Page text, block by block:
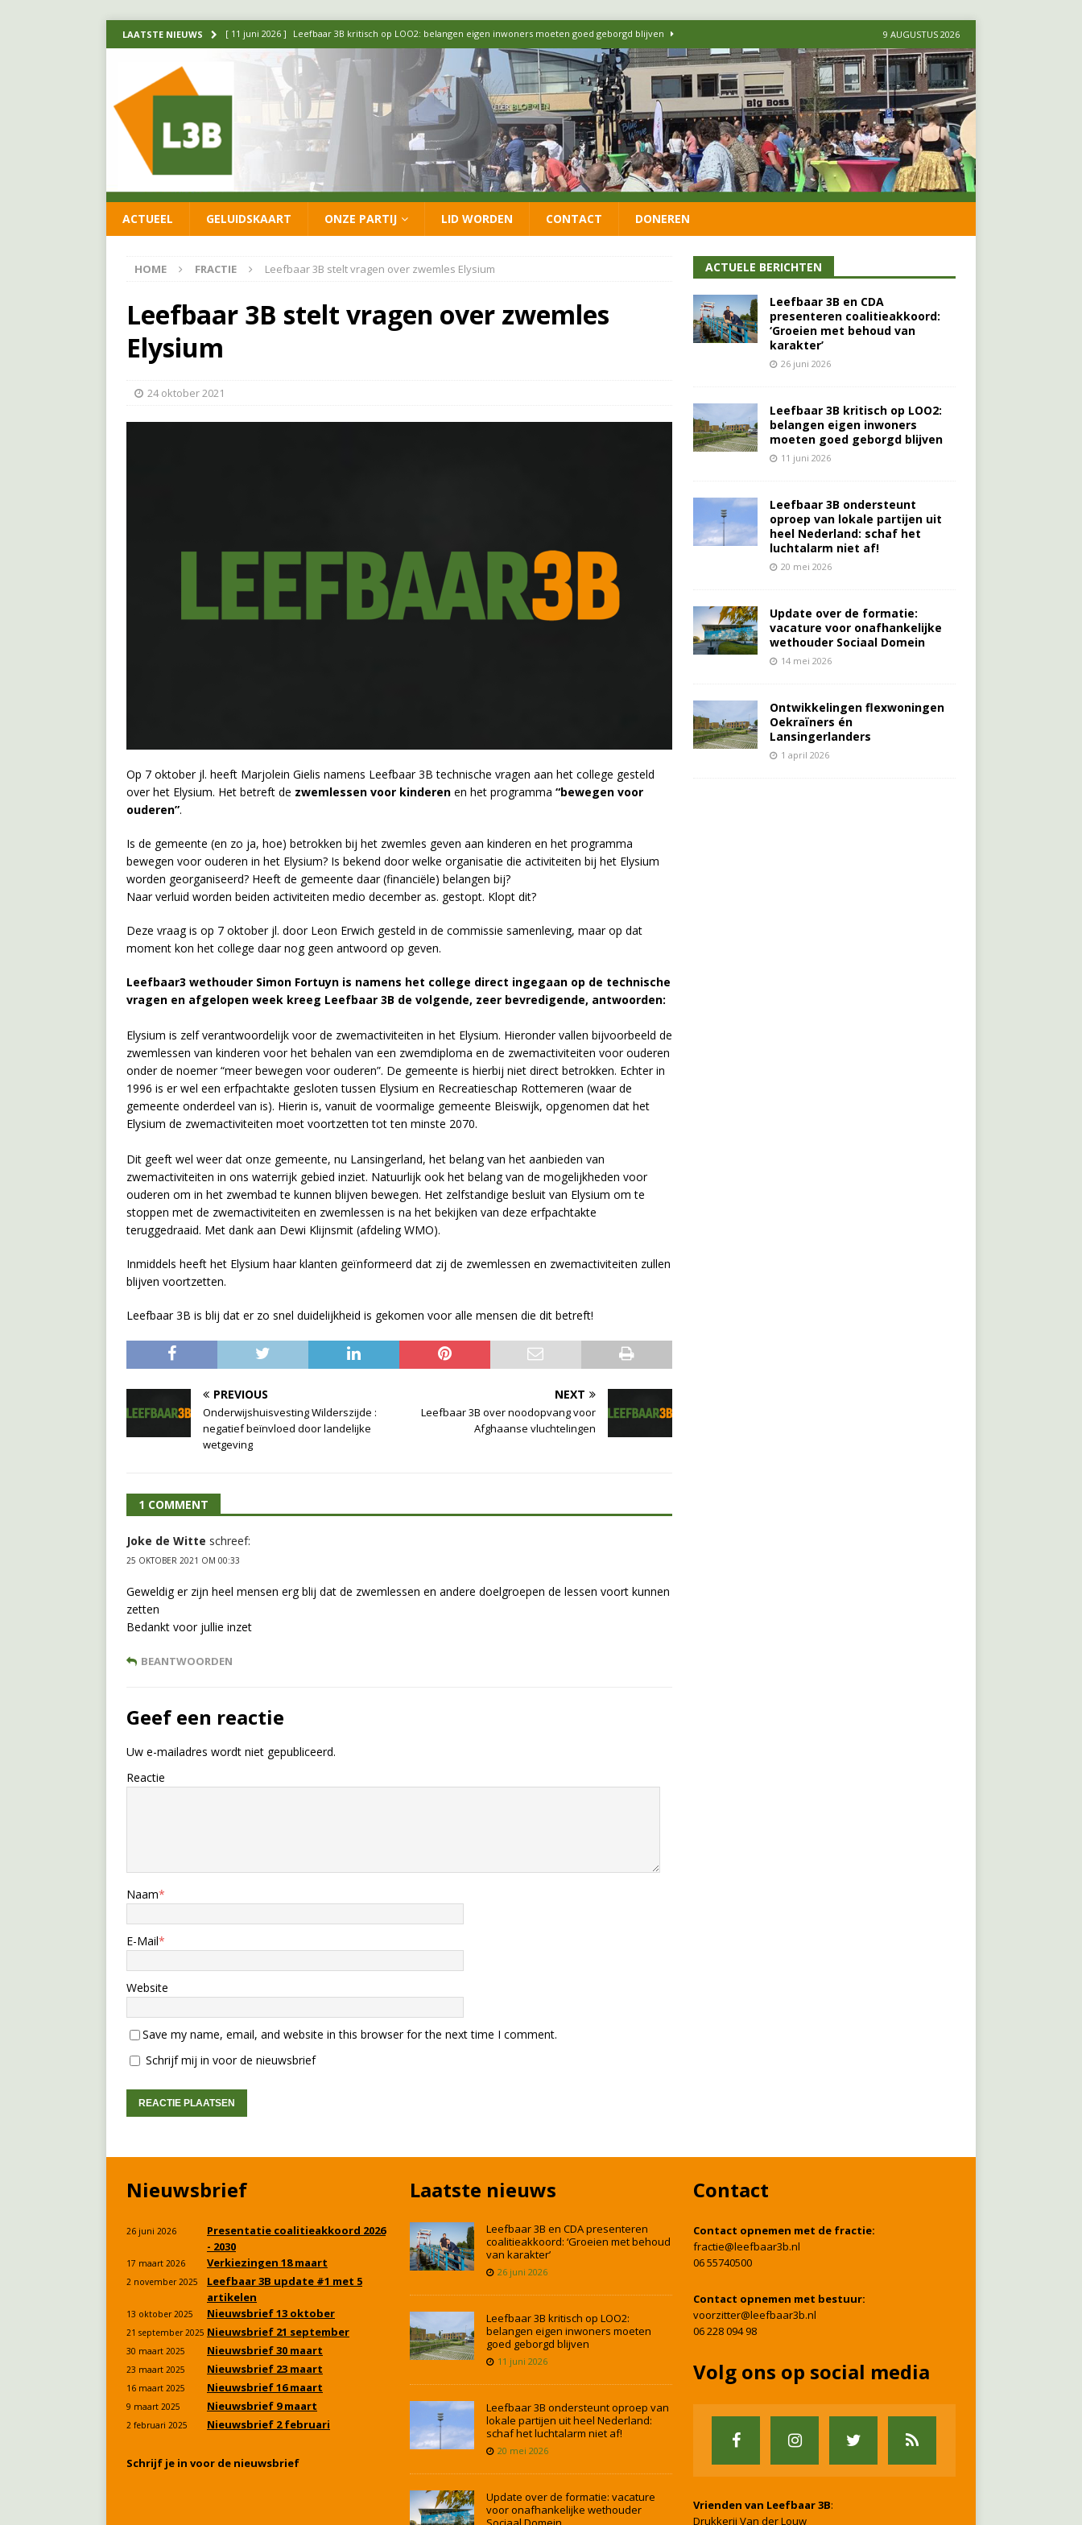
LAATSTE NIEUWS [ 11 juni 2026 ] Leefbaar 3B kritisch op LOO2: belangen eigen inwoners moeten goed geborgd blijven
[ 20 mei 2026 ] Leefbaar 3B ondersteunt oproep van lokale partijen uit heel Nederland: schaf het
luchtalarm niet af! FRACTIE
[ 14 mei 2026 ] Update over de formatie: vacature voor onafhankelijke wethouder Sociaal Domein
[ 26 juni 2026 ] Leefbaar 3B en CDA presenteren coalitieakkoord: ‘Groeien met behoud van karakter’
9 AUGUSTUS 2026
ACTUEEL GELUIDSKAART ONZE PARTIJ LID WORDEN CONTACT DONEREN
HOME FRACTIE Leefbaar 3B stelt vragen over zwemles Elysium
Leefbaar 3B stelt vragen over zwemles
Elysium
24 oktober 2021
Op 7 oktober jl. heeft Marjolein Gielis namens Leefbaar 3B technische vragen aan het college gesteld
over het Elysium. Het betreft de zwemlessen voor kinderen en het programma “bewegen voor
ouderen”.
Is de gemeente (en zo ja, hoe) betrokken bij het zwemles geven aan kinderen en het programma
bewegen voor ouderen in het Elysium? Is bekend door welke organisatie die activiteiten bij het Elysium
worden georganiseerd? Heeft de gemeente daar (financiële) belangen bij?
Naar verluid worden beiden activiteiten medio december as. gestopt. Klopt dit?
Deze vraag is op 7 oktober jl. door Leon Erwich gesteld in de commissie samenleving, maar op dat
moment kon het college daar nog geen antwoord op geven.
Leefbaar3 wethouder Simon Fortuyn is namens het college direct ingegaan op de technische
vragen en afgelopen week kreeg Leefbaar 3B de volgende, zeer bevredigende, antwoorden:
Elysium is zelf verantwoordelijk voor de zwemactiviteiten in het Elysium. Hieronder vallen bijvoorbeeld de
zwemlessen van kinderen voor het behalen van een zwemdiploma en de zwemactiviteiten voor ouderen
onder de noemer “meer bewegen voor ouderen”. De gemeente is hierbij niet direct betrokken. Echter in
1996 is er wel een erfpachtakte gesloten tussen Elysium en Recreatieschap Rottemeren (waar de
gemeente onderdeel van is). Hierin is, vanuit de voormalige gemeente Bleiswijk, opgenomen dat het
Elysium de zwemactiviteiten moet voortzetten tot ten minste 2070.
Dit geeft wel weer dat onze gemeente, nu Lansingerland, het belang van het aanbieden van
zwemactiviteiten in ons waterrijk gebied inziet. Natuurlijk ook het belang van de mogelijkheden voor
ouderen om in het zwembad te kunnen blijven bewegen. Het zelfstandige besluit van Elysium om te
stoppen met de zwemactiviteiten en zwemlessen is na het bekijken van deze erfpachtakte
teruggedraaid. Met dank aan Dewi Klijnsmit (afdeling WMO).
Inmiddels heeft het Elysium haar klanten geïnformeerd dat zij de zwemlessen en zwemactiviteiten zullen
blijven voortzetten.
Leefbaar 3B is blij dat er zo snel duidelijkheid is gekomen voor alle mensen die dit betreft!
PREVIOUS
Onderwijshuisvesting Wilderszijde :
negatief beïnvloed door landelijke
wetgeving
NEXT
Leefbaar 3B over noodopvang voor
Afghaanse vluchtelingen
1 COMMENT
Joke de Witte schreef:
25 OKTOBER 2021 OM 00:33
Geweldig er zijn heel mensen erg blij dat de zwemlessen en andere doelgroepen de lessen voort kunnen
zetten
Bedankt voor jullie inzet
BEANTWOORDEN
Geef een reactie
Uw e-mailadres wordt niet gepubliceerd.
Reactie
Naam*
E-Mail*
Website
Save my name, email, and website in this browser for the next time I comment.
Schrijf mij in voor de nieuwsbrief
ACTUELE BERICHTEN
Leefbaar 3B en CDA
presenteren coalitieakkoord:
‘Groeien met behoud van
karakter’
26 juni 2026
Leefbaar 3B kritisch op LOO2:
belangen eigen inwoners
moeten goed geborgd blijven
11 juni 2026
Leefbaar 3B ondersteunt
oproep van lokale partijen uit
heel Nederland: schaf het
luchtalarm niet af!
20 mei 2026
Update over de formatie:
vacature voor onafhankelijke
wethouder Sociaal Domein
14 mei 2026
Ontwikkelingen flexwoningen
Oekraïners én
Lansingerlanders
1 april 2026
Nieuwsbrief
26 juni 2026
Presentatie coalitieakkoord 2026
- 2030
17 maart 2026 Verkiezingen 18 maart
2 november 2025
Leefbaar 3B update #1 met 5
artikelen
13 oktober 2025 Nieuwsbrief 13 oktober
21 september 2025 Nieuwsbrief 21 september
30 maart 2025 Nieuwsbrief 30 maart
23 maart 2025 Nieuwsbrief 23 maart
16 maart 2025 Nieuwsbrief 16 maart
9 maart 2025 Nieuwsbrief 9 maart
2 februari 2025 Nieuwsbrief 2 februari
Schrijf je in voor de nieuwsbrief
Laatste nieuws
Leefbaar 3B en CDA presenteren
coalitieakkoord: ‘Groeien met behoud
van karakter’
26 juni 2026
Leefbaar 3B kritisch op LOO2:
belangen eigen inwoners moeten
goed geborgd blijven
11 juni 2026
Leefbaar 3B ondersteunt oproep van
lokale partijen uit heel Nederland:
schaf het luchtalarm niet af!
20 mei 2026
Update over de formatie: vacature
voor onafhankelijke wethouder
Contact
Contact opnemen met de fractie:
fractie@leefbaar3b.nl
06 55740500
Contact opnemen met bestuur:
voorzitter@leefbaar3b.nl
06 228 094 98
Volg ons op social media
Vrienden van Leefbaar 3B:
Drukkerij Van der Louw